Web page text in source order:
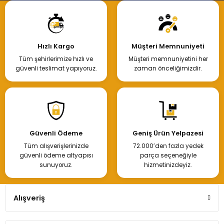
Hızlı Kargo
Tüm şehirlerimize hızlı ve
güvenli teslimat yapıyoruz.
Müşteri Memnuniyeti
Müşteri memnuniyetini her
zaman önceliğimizdir.
Güvenli Ödeme
Tüm alışverişlerinizde
güvenli ödeme altyapısı
sunuyoruz.
Geniş Ürün Yelpazesi
72.000’den fazla yedek
parça seçeneğiyle
hizmetinizdeyiz.
Alışveriş